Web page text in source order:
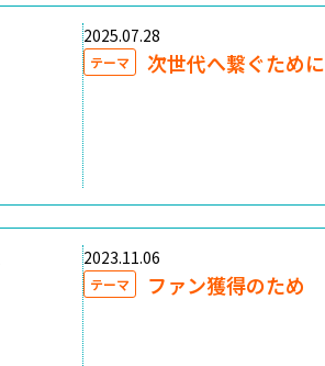
2025.07.28
テーマ 次世代へ繋ぐために
2023.11.06
テーマ ファン獲得のため